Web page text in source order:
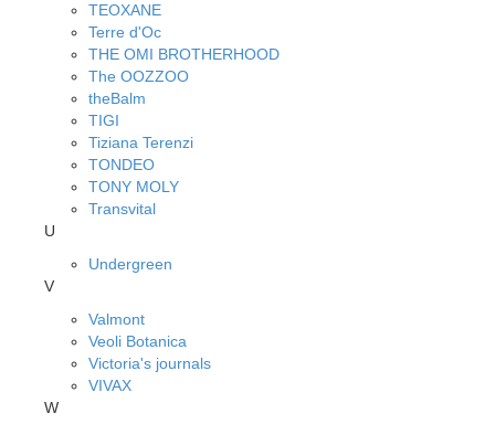
TEOXANE
Terre d'Oc
THE OMI BROTHERHOOD
The OOZZOO
theBalm
TIGI
Tiziana Terenzi
TONDEO
TONY MOLY
Transvital
U
Undergreen
V
Valmont
Veoli Botanica
Victoria's journals
VIVAX
W